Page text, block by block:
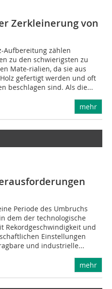
Zerkleinerung von
Aufbereitung zählen
zu den schwierigsten zu
Mate-rialien, da sie aus
gefertigt werden und oft
beschlagen sind. Als die...
mehr
Periode des Umbruchs
dem der technologische
Rekordgeschwindigkeit und
Einstellungen
und industrielle...
mehr